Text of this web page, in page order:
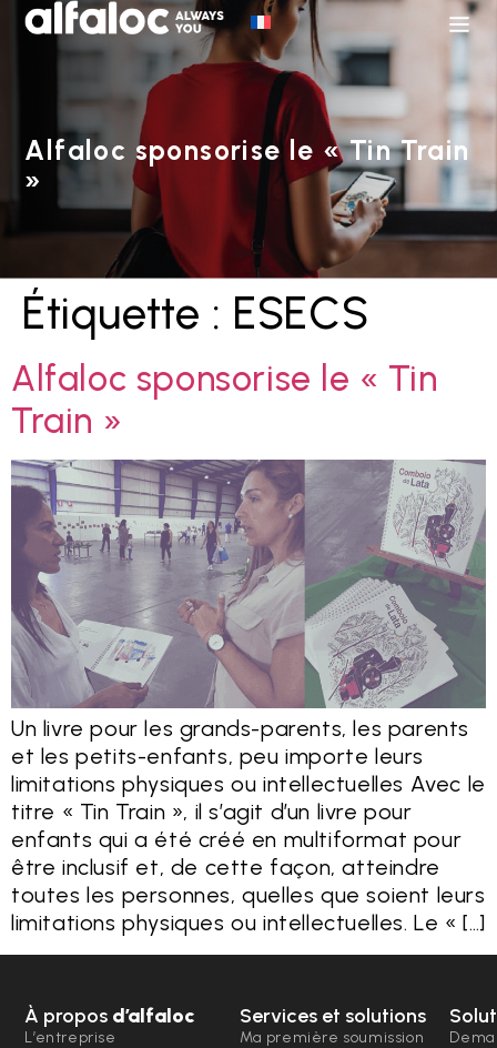
Alfaloc sponsorise le « Tin Train
»
Étiquette : ESECS
Alfaloc sponsorise le « Tin
Train »
Un livre pour les grands-parents, les parents
et les petits-enfants, peu importe leurs
limitations physiques ou intellectuelles Avec le
titre « Tin Train », il s’agit d’un livre pour
enfants qui a été créé en multiformat pour
être inclusif et, de cette façon, atteindre
toutes les personnes, quelles que soient leurs
limitations physiques ou intellectuelles. Le « […]
À propos d’alfaloc
L’entreprise
Services et solutions
Ma première soumission